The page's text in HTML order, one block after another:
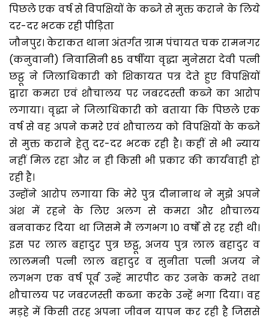
पिछले एक वर्ष से विपक्षियों के कब्जे से मुक्त कराने के लिये
दर-दर भटक रही पीड़िता
जौनपुर। केराकत थाना अंतर्गत ग्राम पंचायत चक रामनगर
(कनुवानी) निवासिनी 85 वर्षीया वृद्धा मुनेसरा देवी पत्नी
छट्ठू ने जिलाधिकारी को शिकायत पत्र देते हुए विपक्षियों
द्वारा कमरा एवं शौचालय पर जबरदस्ती कब्जे का आरोप
लगाया। वृद्धा ने जिलाधिकारी को बताया कि पिछले एक
वर्ष से वह अपने कमरे एवं शौचालय को विपक्षियों के कब्जे
से मुक्त कराने हेतु दर-दर भटक रही है। कहीं से भी न्याय
नहीं मिल रहा और न ही किसी भी प्रकार की कार्यवाही हो
रही है।
उन्होंने आरोप लगाया कि मेरे पुत्र दीनानाथ ने मुझे अपने
अंश में रहने के लिए अलग से कमरा और शौचालय
बनवाकर दिया था जिसमे मैं लगभग 10 वर्षों से रह रही थी।
इस पर लाल बहादुर पुत्र छट्ठू, अजय पुत्र लाल बहादुर व
लालमनी पत्नी लाल बहादुर व सुनीता पत्नी अजय ने
लगभग एक वर्ष पूर्व उन्हें मारपीट कर उनके कमरे तथा
शौचालय पर जबरजस्ती कब्जा करके उन्हें भगा दिया। वह
मड़हे में किसी तरह अपना जीवन यापन कर रही है जिससे